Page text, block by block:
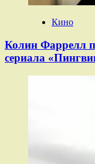
Кино
Колин Фаррелл
сериала